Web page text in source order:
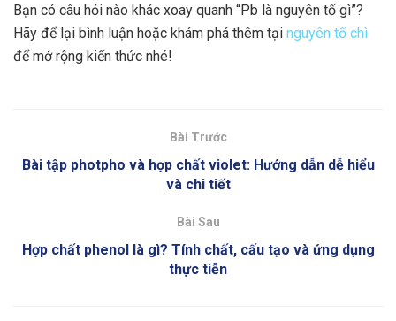
Bạn có câu hỏi nào khác xoay quanh “Pb là nguyên tố gì”?
Hãy để lại bình luận hoặc khám phá thêm tại nguyên tố chì
để mở rộng kiến thức nhé!
Bài Trước
Bài tập photpho và hợp chất violet: Hướng dẫn dễ hiểu
và chi tiết
Bài Sau
Hợp chất phenol là gì? Tính chất, cấu tạo và ứng dụng
thực tiễn